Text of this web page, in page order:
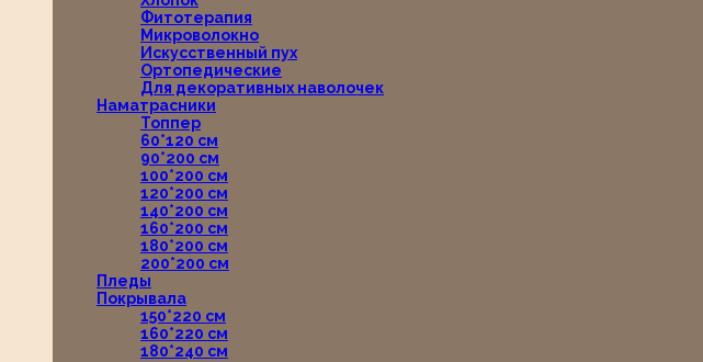
Фитотерапия
Микроволокно
Искусственный пух
Ортопедические
Для декоративных наволочек
Наматрасники
Топпер
60*120 см
90*200 см
100*200 см
120*200 см
140*200 см
160*200 см
180*200 см
200*200 см
Пледы
Покрывала
150*220 см
160*220 см
180*240 см